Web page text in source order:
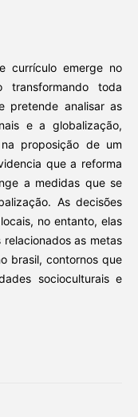
currículo emerge no
transformando toda
pretende analisar as
e a globalização,
proposição de um
que a reforma
a medidas que se
As decisões
no entanto, elas
as metas
brasil, contornos que
socioculturais e